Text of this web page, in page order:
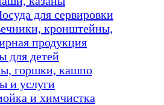
для сервировки
кронштейны,
продукция
для детей
горшки, кашпо
и услуги
и химчистка